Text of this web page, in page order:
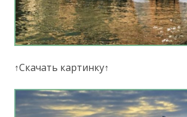
↑Скачать картинку↑